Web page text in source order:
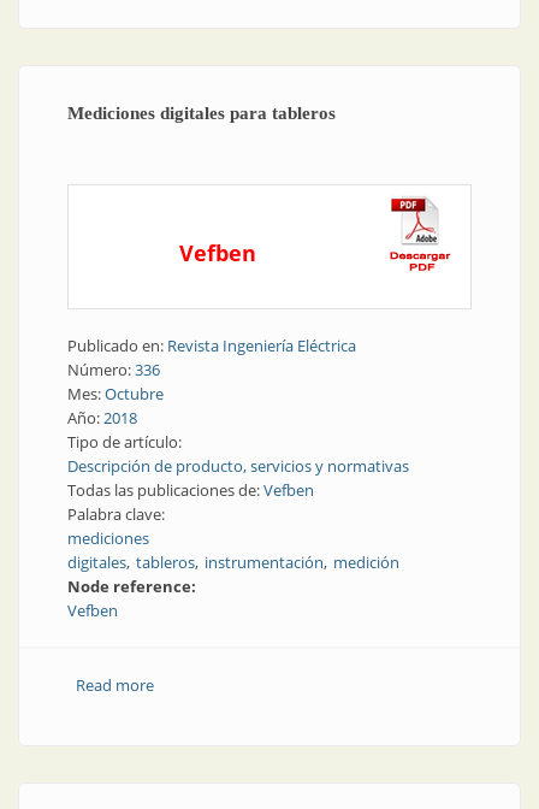
Mediciones digitales para tableros
Vefben
Publicado en: Revista Ingeniería Eléctrica
Número:336
Mes:Octubre
Año:2018
Tipo de artículo:
Descripción de producto, servicios y normativas
Todas las publicaciones de:Vefben
Palabra clave:
mediciones
digitales tableros instrumentación medición
Node reference:
Vefben
Read moreabout Mediciones digitales para tableros